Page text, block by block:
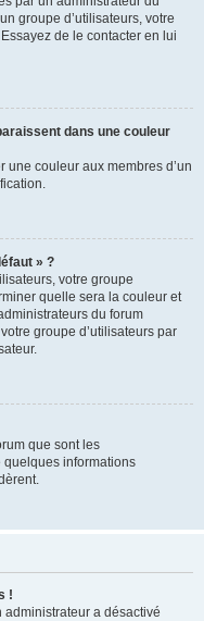
groupe d’utilisateurs, votre
de le contacter en lui
dans une couleur
une couleur aux membres d’un
» ?
votre groupe
quelle sera la couleur et
du forum
groupe d’utilisateurs par
que sont les
quelques informations
!
administrateur a désactivé